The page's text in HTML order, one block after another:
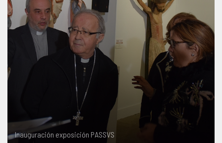
Inauguración exposición PASSVS